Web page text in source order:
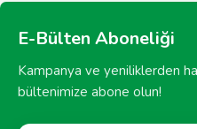
E-Bülten Aboneliği
Kampanya ve yeniliklerden
bültenimize abone olun!